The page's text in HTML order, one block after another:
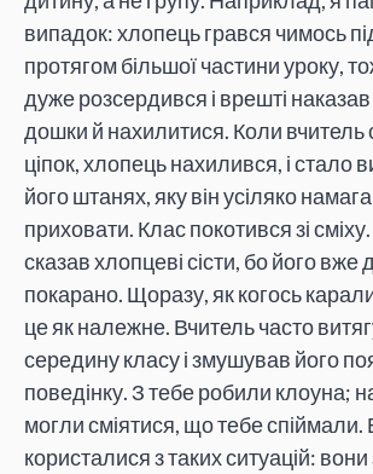
випадок: хлопець грався чимось
протягом більшої частини уроку,
дуже розсердився і врешті
дошки й нахилитися. Коли вчитель
ціпок, хлопець нахилився, і стало
його штанях, яку він усіляко
приховати. Клас покотився зі
сказав хлопцеві сісти, бо його вже
покарано. Щоразу, як когось
це як належне. Вчитель часто
середину класу і змушував його
поведінку. З тебе робили клоуна;
могли сміятися, що тебе спіймали.
користалися з таких ситуацій: